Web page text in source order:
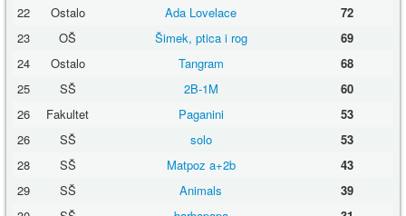
22
Ostalo Ada Lovelace
72
23
OŠ Šimek, ptica i rog
69
24
Ostalo Tangram
68
25
SŠ 2B-1M
60
26
Fakultet Paganini
53
26
SŠ solo
53
28
SŠ Matpoz a+2b
43
29
SŠ Animals
39